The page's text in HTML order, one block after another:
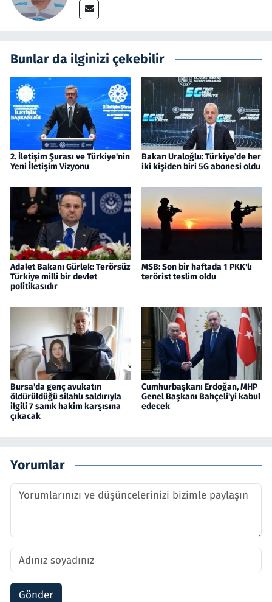
Bunlar da ilginizi çekebilir
2. İletişim Şurası ve Türkiye'nin
Yeni İletişim Vizyonu
Bakan Uraloğlu: Türkiye’de her
iki kişiden biri 5G abonesi oldu
Adalet Bakanı Gürlek: Terörsüz
Türkiye milli bir devlet
politikasıdır
MSB: Son bir haftada 1 PKK'lı
terörist teslim oldu
Bursa'da genç avukatın
öldürüldüğü silahlı saldırıyla
ilgili 7 sanık hakim karşısına
çıkacak
Cumhurbaşkanı Erdoğan, MHP
Genel Başkanı Bahçeli'yi kabul
edecek
Yorumlar
Gönder